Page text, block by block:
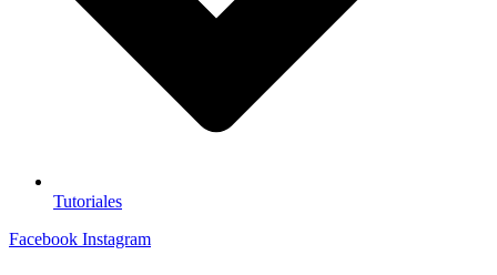
Tutoriales
Facebook Instagram